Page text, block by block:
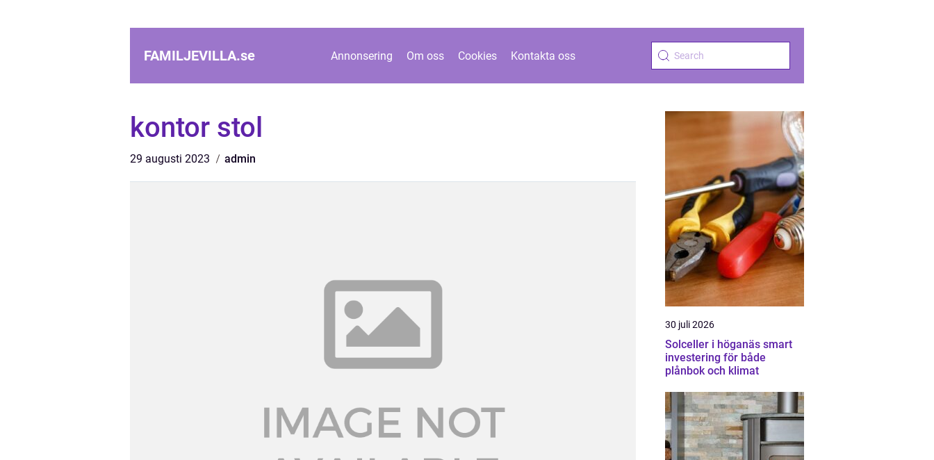
FAMILJEVILLA.se Annonsering Om oss Cookies Kontakta oss
kontor stol
29 augusti 2023 admin
30 juli 2026
Solceller i höganäs smart
investering för både
plånbok och klimat